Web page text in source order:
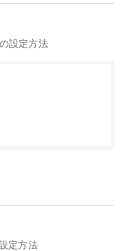
設定方法
定方法